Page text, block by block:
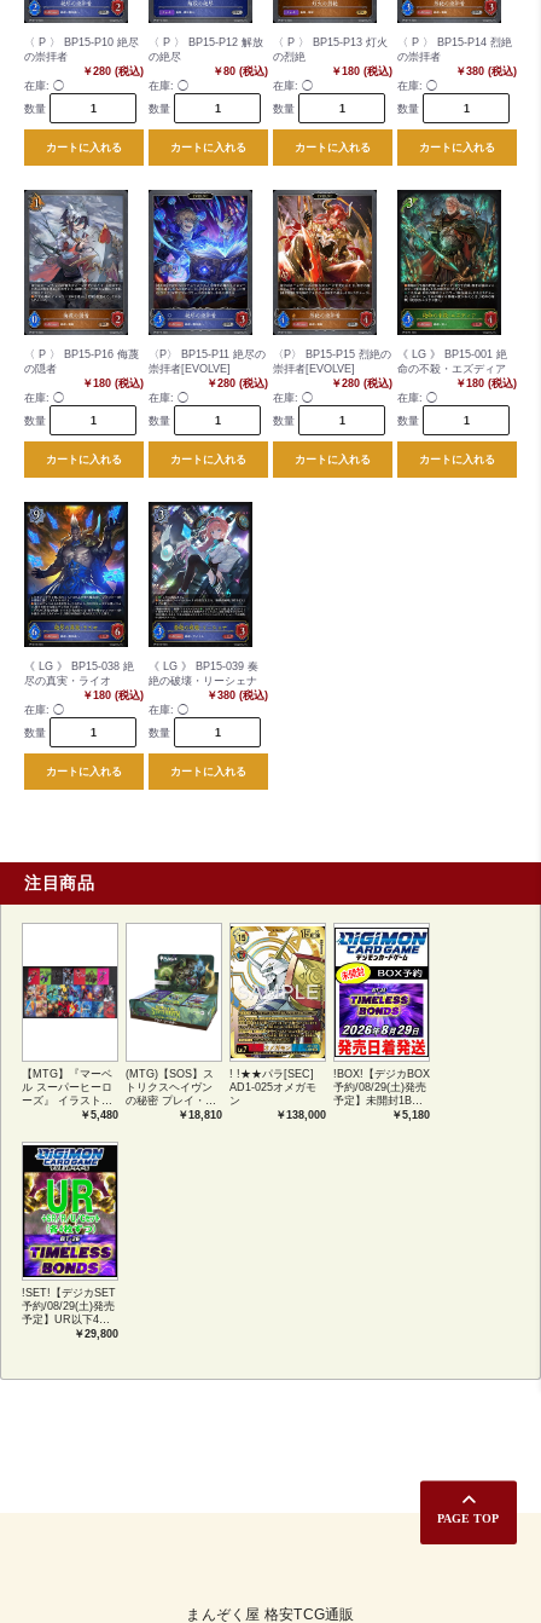
〈 P 〉 BP15-P10 絶尽
の崇拝者
￥280 (税込)
在庫: ◯
数量
カートに入れる
〈 P 〉 BP15-P12 解放
の絶尽
￥80 (税込)
在庫: ◯
数量
カートに入れる
〈 P 〉 BP15-P13 灯火
の烈絶
￥180 (税込)
在庫: ◯
数量
カートに入れる
〈 P 〉 BP15-P14 烈絶
の崇拝者
￥380 (税込)
在庫: ◯
数量
カートに入れる
〈 P 〉 BP15-P16 侮蔑
の隠者
￥180 (税込)
在庫: ◯
数量
カートに入れる
〈P〉 BP15-P11 絶尽の
崇拝者[EVOLVE]
￥280 (税込)
在庫: ◯
数量
カートに入れる
〈P〉 BP15-P15 烈絶の
崇拝者[EVOLVE]
￥280 (税込)
在庫: ◯
数量
カートに入れる
《 LG 》 BP15-001 絶
命の不殺・エズディア
￥180 (税込)
在庫: ◯
数量
カートに入れる
《 LG 》 BP15-038 絶
尽の真実・ライオ
￥180 (税込)
在庫: ◯
数量
カートに入れる
《 LG 》 BP15-039 奏
絶の破壊・リーシェナ
￥380 (税込)
在庫: ◯
数量
カートに入れる
注目商品
【MTG】『マーベ
ル スーパーヒーロ
ーズ』 イラストコ
レクション 54種コ
アートカード(JPN)
￥5,480
(MTG)【SOS】ス
トリクスヘイヴン
の秘密 プレイ・ブ
ースター1BOX日本
￥18,810
! !★★パラ[SEC]
AD1-025オメガモ
ン
￥138,000
!BOX!【デジカBOX
予約/08/29(土)発売
予定】未開封1BOX
￥5,180
!SET!【デジカSET
予約/08/29(土)発売
予定】UR以下4コ
ンセット 【BT-￥29,800
まんぞく屋 格安TCG通販